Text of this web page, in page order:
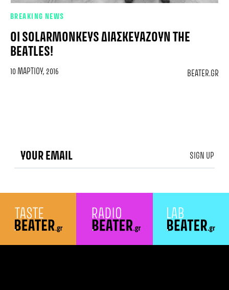
BREAKING NEWS
ΟΙ SOLARMONKEYS ΔΙΑΣΚΕΥΆΖΟΥΝ THE
BEATLES!
10 ΜΑΡΤΊΟΥ, 2016 BEATER.GR
SIGN UP